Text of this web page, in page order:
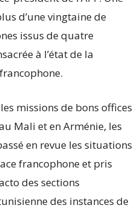
d’une vingtaine de
issus de quatre
à l’état de la
missions de bons offices
Mali et en Arménie, les
en revue les situations
francophone et pris
des sections
des instances de